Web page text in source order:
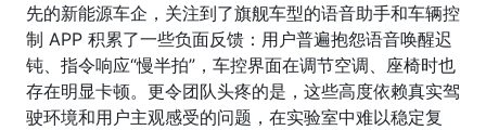
先的新能源车企，关注到了旗舰车型的语音助手和车辆控
制 APP 积累了一些负面反馈：用户普遍抱怨语音唤醒迟
钝、指令响应“慢半拍”，车控界面在调节空调、座椅时也
存在明显卡顿。更令团队头疼的是，这些高度依赖真实驾
驶环境和用户主观感受的问题，在实验室中难以稳定复